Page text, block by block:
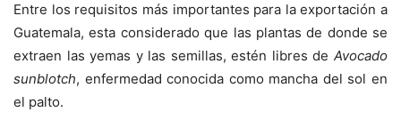
Entre los requisitos más importantes para la exportación a
Guatemala, esta considerado que las plantas de donde se
extraen las yemas y las semillas, estén libres de Avocado
sunblotch, enfermedad conocida como mancha del sol en
el palto.